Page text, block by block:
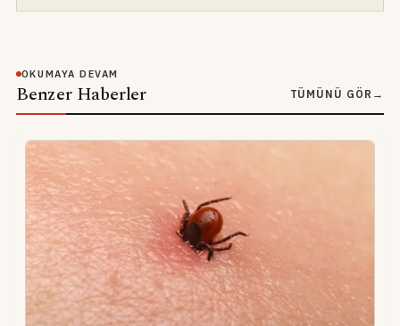
OKUMAYA DEVAM
Benzer Haberler TÜMÜNÜ GÖR →